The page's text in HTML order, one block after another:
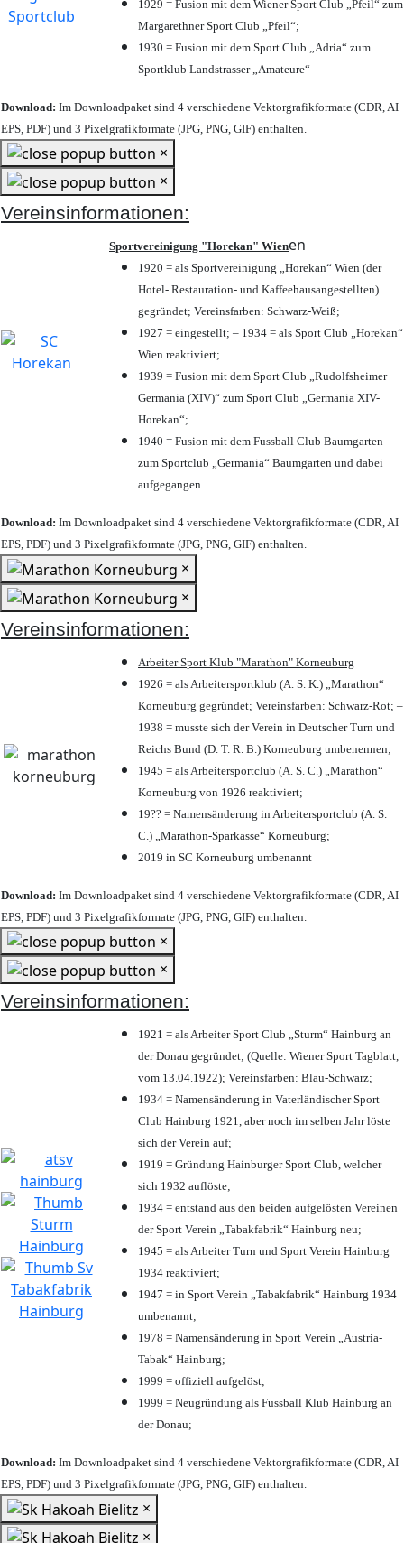
1929 = Fusion mit dem Wiener Sport Club „Pfeil“ zum
Margarethner Sport Club „Pfeil“;
1930 = Fusion mit dem Sport Club „Adria“ zum
Sportklub Landstrasser „Amateure“
Download: Im Downloadpaket sind 4 verschiedene Vektorgrafikformate (CDR, AI
EPS, PDF) und 3 Pixelgrafikformate (JPG, PNG, GIF) enthalten.
×
×
Vereinsinformationen:
Sportvereinigung "Horekan" Wienen
1920 = als Sportvereinigung „Horekan“ Wien (der
Hotel- Restauration- und Kaffeehausangestellten)
gegründet; Vereinsfarben: Schwarz-Weiß;
1927 = eingestellt; – 1934 = als Sport Club „Horekan“
Wien reaktiviert;
1939 = Fusion mit dem Sport Club „Rudolfsheimer
Germania (XIV)“ zum Sport Club „Germania XIV-
Horekan“;
1940 = Fusion mit dem Fussball Club Baumgarten
zum Sportclub „Germania“ Baumgarten und dabei
aufgegangen
Download: Im Downloadpaket sind 4 verschiedene Vektorgrafikformate (CDR, AI
EPS, PDF) und 3 Pixelgrafikformate (JPG, PNG, GIF) enthalten.
×
×
Vereinsinformationen:
Arbeiter Sport Klub "Marathon" Korneuburg
1926 = als Arbeitersportklub (A. S. K.) „Marathon“
Korneuburg gegründet; Vereinsfarben: Schwarz-Rot; –
1938 = musste sich der Verein in Deutscher Turn und
Reichs Bund (D. T. R. B.) Korneuburg umbenennen;
1945 = als Arbeitersportclub (A. S. C.) „Marathon“
Korneuburg von 1926 reaktiviert;
19?? = Namensänderung in Arbeitersportclub (A. S.
C.) „Marathon-Sparkasse“ Korneuburg;
2019 in SC Korneuburg umbenannt
Download: Im Downloadpaket sind 4 verschiedene Vektorgrafikformate (CDR, AI
EPS, PDF) und 3 Pixelgrafikformate (JPG, PNG, GIF) enthalten.
×
×
Vereinsinformationen:
1921 = als Arbeiter Sport Club „Sturm“ Hainburg an
der Donau gegründet; (Quelle: Wiener Sport Tagblatt,
vom 13.04.1922); Vereinsfarben: Blau-Schwarz;
1934 = Namensänderung in Vaterländischer Sport
Club Hainburg 1921, aber noch im selben Jahr löste
sich der Verein auf;
1919 = Gründung Hainburger Sport Club, welcher
sich 1932 auflöste;
1934 = entstand aus den beiden aufgelösten Vereinen
der Sport Verein „Tabakfabrik“ Hainburg neu;
1945 = als Arbeiter Turn und Sport Verein Hainburg
1934 reaktiviert;
1947 = in Sport Verein „Tabakfabrik“ Hainburg 1934
umbenannt;
1978 = Namensänderung in Sport Verein „Austria-
Tabak“ Hainburg;
1999 = offiziell aufgelöst;
1999 = Neugründung als Fussball Klub Hainburg an
der Donau;
Download: Im Downloadpaket sind 4 verschiedene Vektorgrafikformate (CDR, AI
EPS, PDF) und 3 Pixelgrafikformate (JPG, PNG, GIF) enthalten.
×
×